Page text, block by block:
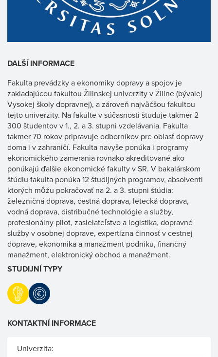
DALŠÍ INFORMACE
Fakulta prevádzky a ekonomiky dopravy a spojov je
zakladajúcou fakultou Žilinskej univerzity v Žiline (bývalej
Vysokej školy dopravnej), a zároveň najväčšou fakultou
tejto univerzity. Na fakulte v súčasnosti študuje takmer 2
300 študentov v 1., 2. a 3. stupni vzdelávania. Fakulta
takmer 70 rokov pripravuje odborníkov pre oblasť dopravy
doma i v zahraničí. Fakulta navyše ponúka i programy
ekonomického zamerania rovnako akreditované ako
ponúkajú ďalšie ekonomické fakulty v SR. V bakalárskom
štúdiu fakulta ponúka 12 študijných programov, absolventi
ktorých môžu pokračovať na 2. a 3. stupni štúdia:
železničná doprava, cestná doprava, letecká doprava,
vodná doprava, distribučné technológie a služby,
profesionálny pilot, zasielateľstvo a logistika, dopravné
služby v osobnej doprave, expertízna činnosť v cestnej
doprave, ekonomika a manažment podniku, finančný
manažment, elektronický obchod a manažment.
STUDIJNÍ TYPY
KONTAKTNÍ INFORMACE
Univerzita: